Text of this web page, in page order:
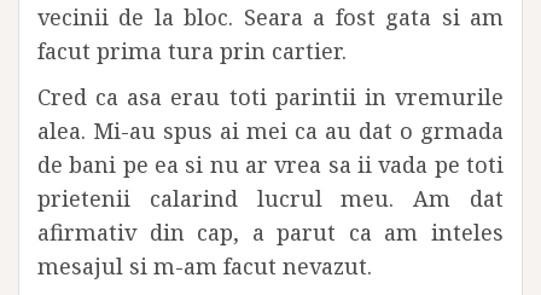
vecinii de la bloc. Seara a fost gata si am
facut prima tura prin cartier.
Cred ca asa erau toti parintii in vremurile
alea. Mi-au spus ai mei ca au dat o grmada
de bani pe ea si nu ar vrea sa ii vada pe toti
prietenii calarind lucrul meu. Am dat
afirmativ din cap, a parut ca am inteles
mesajul si m-am facut nevazut.